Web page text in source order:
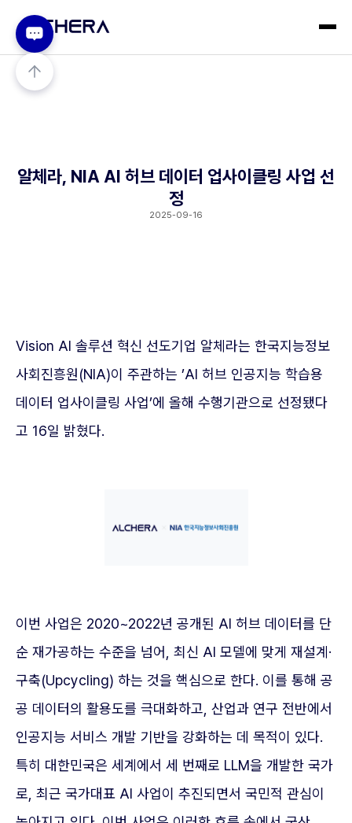
알체라, NIA AI 허브 데이터 업사이클링 사업 선
정
2025-09-16
Vision AI 솔루션 혁신 선도기업 알체라는 한국지능정보
사회진흥원(NIA)이 주관하는 ’AI 허브 인공지능 학습용
데이터 업사이클링 사업’에 올해 수행기관으로 선정됐다
고 16일 밝혔다.
이번 사업은 2020~2022년 공개된 AI 허브 데이터를 단
순 재가공하는 수준을 넘어, 최신 AI 모델에 맞게 재설계·
구축(Upcycling) 하는 것을 핵심으로 한다. 이를 통해 공
공 데이터의 활용도를 극대화하고, 산업과 연구 전반에서
인공지능 서비스 개발 기반을 강화하는 데 목적이 있다.
특히 대한민국은 세계에서 세 번째로 LLM을 개발한 국가
로, 최근 국가대표 AI 사업이 추진되면서 국민적 관심이